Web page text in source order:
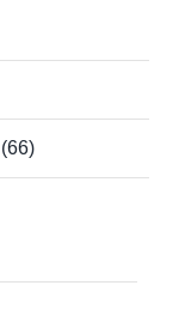
(66)